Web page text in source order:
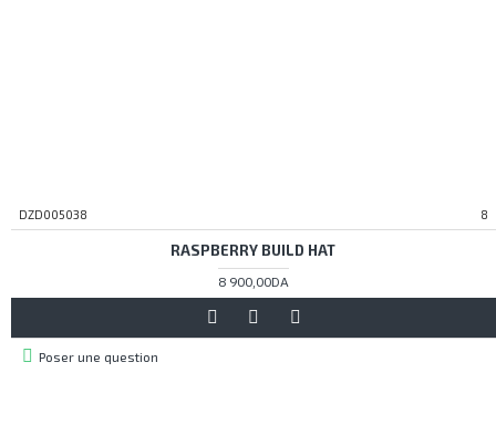
DZD005038 8
RASPBERRY BUILD HAT
8 900,00DA
Poser une question